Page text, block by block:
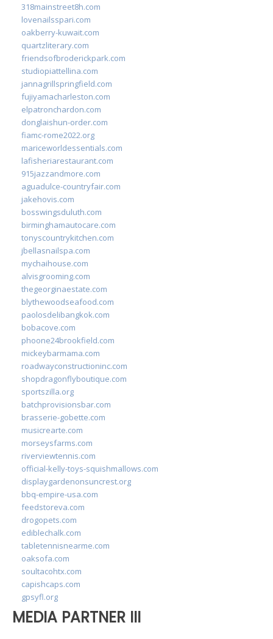
318mainstreet8h.com
lovenailsspari.com
oakberry-kuwait.com
quartzliterary.com
friendsofbroderickpark.com
studiopiattellina.com
jannagrillspringfield.com
fujiyamacharleston.com
elpatronchardon.com
donglaishun-order.com
fiamc-rome2022.org
mariceworldessentials.com
lafisheriarestaurant.com
915jazzandmore.com
aguadulce-countryfair.com
jakehovis.com
bosswingsduluth.com
birminghamautocare.com
tonyscountrykitchen.com
jbellasnailspa.com
mychaihouse.com
alvisgrooming.com
thegeorginaestate.com
blythewoodseafood.com
paolosdelibangkok.com
bobacove.com
phoone24brookfield.com
mickeybarmama.com
roadwayconstructioninc.com
shopdragonflyboutique.com
sportszilla.org
batchprovisionsbar.com
brasserie-gobette.com
musicrearte.com
morseysfarms.com
riverviewtennis.com
official-kelly-toys-squishmallows.com
displaygardenonsuncrest.org
bbq-empire-usa.com
feedstoreva.com
drogopets.com
ediblechalk.com
tabletennisnearme.com
oaksofa.com
soultacohtx.com
capishcaps.com
gpsyfl.org
MEDIA PARTNER III